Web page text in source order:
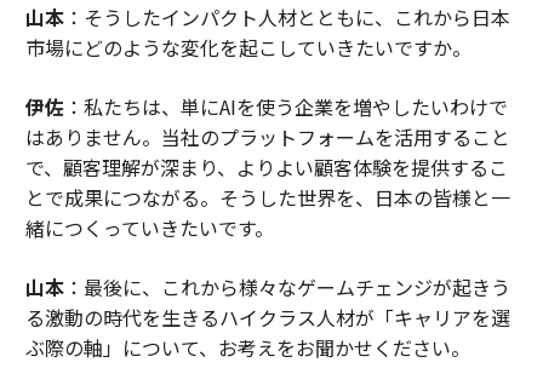
山本：そうしたインパクト人材とともに、これから日本
市場にどのような変化を起こしていきたいですか。
伊佐：私たちは、単にAIを使う企業を増やしたいわけで
はありません。当社のプラットフォームを活用すること
で、顧客理解が深まり、よりよい顧客体験を提供するこ
とで成果につながる。そうした世界を、日本の皆様と一
緒につくっていきたいです。
山本：最後に、これから様々なゲームチェンジが起きう
る激動の時代を生きるハイクラス人材が「キャリアを選
ぶ際の軸」について、お考えをお聞かせください。